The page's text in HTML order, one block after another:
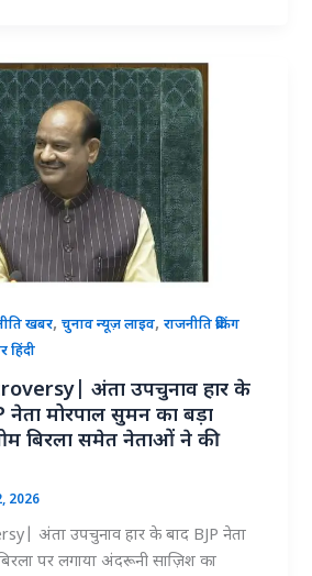
खबर,चुनाव न्यूज़ लाइव,राजनीति ब्रेकिंग
हिंदी
अंता उपचुनाव हार के
नेता मोरपाल सुमन का बड़ा
बिरला समेत नेताओं ने की
2026
अंता उपचुनाव हार के बाद BJP नेता
पर लगाया अंदरूनी साज़िश का